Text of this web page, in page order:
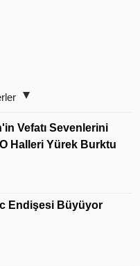
Vefatı Sevenlerini
O Halleri Yürek Burktu
Endişesi Büyüyor